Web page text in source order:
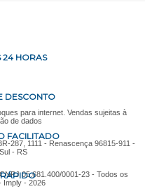
24 HORAS
DESCONTO
FACILITADO
para internet. Vendas sujeitas à
de dados
287, 1111 - Renascença 96815-911 -
- RS
05.681.400/0001-23 - Todos os
Imply - 2026